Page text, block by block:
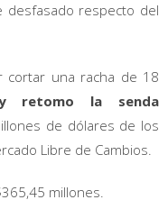
desfasado respecto del
cortar una racha de 18
retomo la senda
de dólares de los
Libre de Cambios.
millones.